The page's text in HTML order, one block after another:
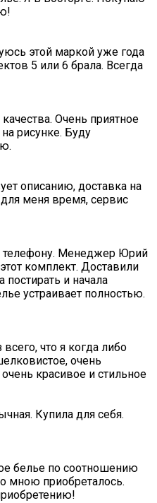
этой маркой уже года
5 или 6 брала. Всегда
Очень приятное
рисунке. Буду
описанию, доставка на
меня время, сервис
телефону. Менеджер Юрий
комплект. Доставили
постирать и начала
устраивает полностью.
что я когда либо
очень
красивое и стильное
Купила для себя.
белье по соотношению
мною приобреталось.